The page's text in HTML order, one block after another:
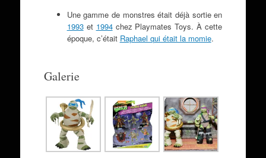
Une gamme de monstres était déjà sortie en
1993et 1994chez Playmates Toys. À cette
époque, c’était Raphael qui était la momie.
Galerie